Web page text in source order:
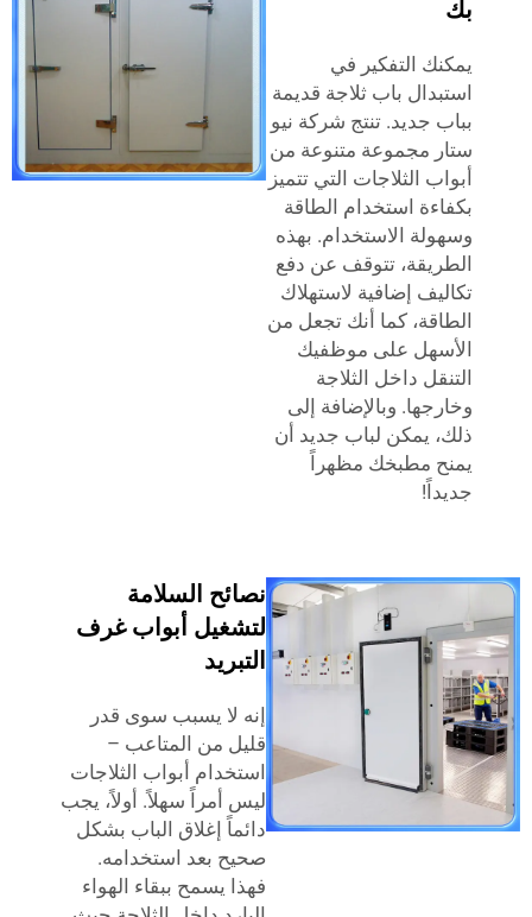
التفكير في
باب ثلاجة قديمة
جديد. تنتج شركة نيو
مجموعة متنوعة من
الثلاجات التي تتميز
استخدام الطاقة
الاستخدام. بهذه
تتوقف عن دفع
إضافية لاستهلاك
كما أنك تجعل من
على موظفيك
داخل الثلاجة
وبالإضافة إلى
يمكن لباب جديد أن
مطبخك مظهراً
نصائح السلامة
لتشغيل أبواب غرف
التبريد
إنه لا يسبب سوى قدر
قليل من المتاعب –
استخدام أبواب الثلاجات
ليس أمراً سهلاً. أولاً، يجب
دائماً إغلاق الباب بشكل
صحيح بعد استخدامه.
فهذا يسمح ببقاء الهواء